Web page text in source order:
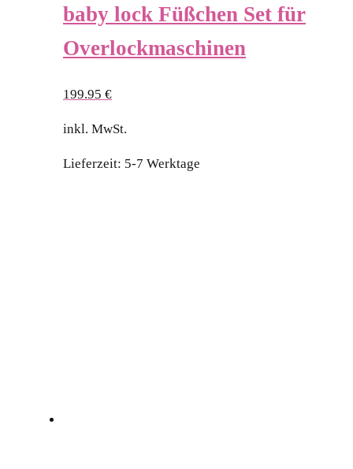
baby lock Füßchen Set für
Overlockmaschinen
199.95 €
inkl. MwSt.
Lieferzeit: 5-7 Werktage